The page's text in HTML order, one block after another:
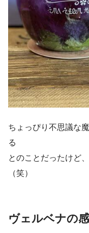
ちょっぴり不思議な
る
とのことだったけど
（笑）
ヴェルベナの